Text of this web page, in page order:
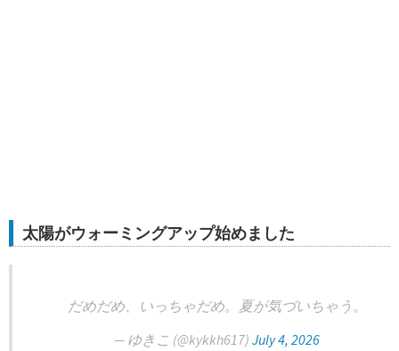
太陽がウォーミングアップ始めました
だめだめ、いっちゃだめ。夏が気づいちゃう。
— ゆきこ (@kykkh617) July 4, 2026